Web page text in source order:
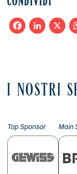
CONDIVIDI
I NOSTRI
Top Sponsor Main